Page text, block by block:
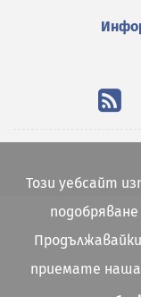
Този уебсайт
приемате